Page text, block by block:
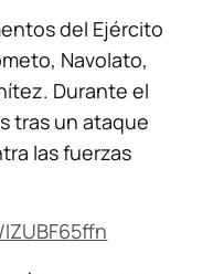
del Ejército
Navolato,
Durante el
tras un ataque
las fuerzas